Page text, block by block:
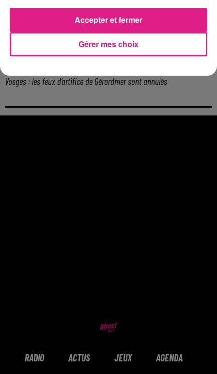
Officiel : le lac de Madine reporte son feu d’artifice
Eclipse Solaire du 12 août : où voir ce phénomène en Lorraine ?
Chalets de Noël solidaires : la ville de Metz lance un appel à...
Vosges : les feux d’artifice de Gérardmer sont annulés
RADIO ACTUS JEUX AGENDA
Gérer mes choix
Accepter et fermer